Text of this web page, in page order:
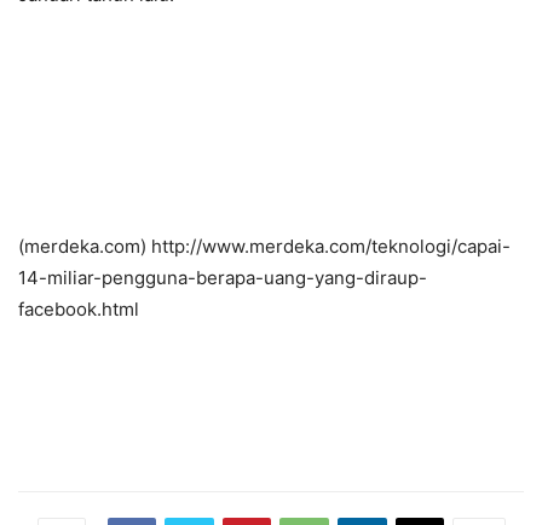
(merdeka.com) http://www.merdeka.com/teknologi/capai-
14-miliar-pengguna-berapa-uang-yang-diraup-
facebook.html